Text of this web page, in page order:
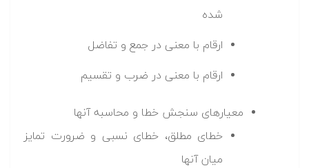
شده
ارقام با معنی در جمع و تفاضل
ارقام با معنی در ضرب و تقسیم
معیارهای سنجش خطا و محاسبه آنها
خطای مطلق، خطای نسبی و ضرورت تمایز
میان آنها